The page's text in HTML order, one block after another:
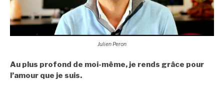
Julien Peron
Au plus profond de moi-même, je rends grâce pour
l’amour que je suis.